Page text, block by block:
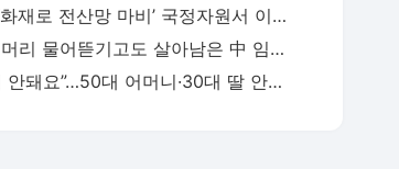
[속보] ‘화재로 전산망 마비’ 국정자원서 이번엔 주차장 차량 화재
곰에게 머리 물어뜯기고도 살아남은 中 임신부 “죽은 척 버텨”
“연락이 안돼요”…50대 어머니·30대 딸 안타까운 죽음